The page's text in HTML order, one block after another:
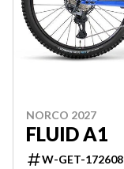
NORCO 2027
FLUID A1
W-GET-172608